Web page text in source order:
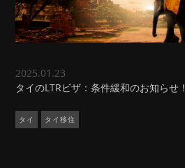
2025.01.23
タイのLTRビザ：条件緩和のお知らせ！
タイ タイ移住